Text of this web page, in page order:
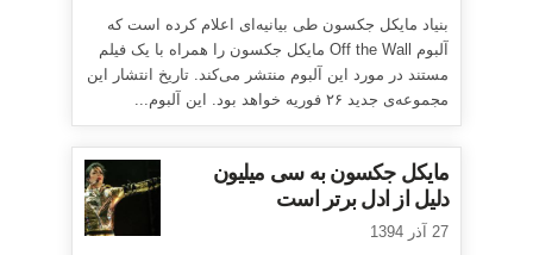
بنیاد مایکل جکسون طی بیانیه‌ای اعلام کرده است که
آلبوم Off the Wall مایکل جکسون را همراه با یک فیلم
مستند در مورد این آلبوم منتشر می‌کند. تاریخ انتشار این
مجموعه‌ی جدید ۲۶ فوریه خواهد بود. این آلبوم...
مایکل جکسون به سی میلیون
دلیل از ادل برتر است
27 آذر 1394